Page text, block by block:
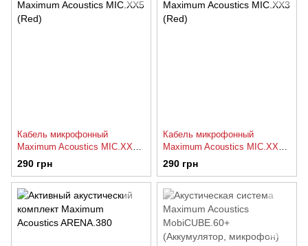
Кабель микрофонный
Maximum Acoustics MIC.XX5
(Red)
290 грн
Кабель микрофонный
Maximum Acoustics MIC.XX3
(Red)
290 грн